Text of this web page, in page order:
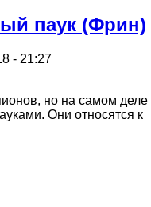
паук (Фрин)
- 21:27
но на самом деле
Они относятся к